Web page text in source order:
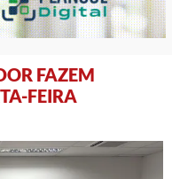
FAZEM
FEIRA